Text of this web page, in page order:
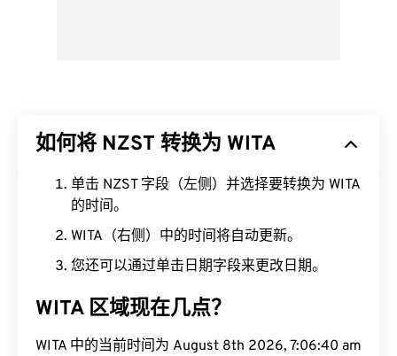
如何将 NZST 转换为 WITA
单击 NZST 字段（左侧）并选择要转换为 WITA
的时间。
WITA（右侧）中的时间将自动更新。
您还可以通过单击日期字段来更改日期。
WITA 区域现在几点？
WITA 中的当前时间为 August 8th 2026, 7:06:41 am